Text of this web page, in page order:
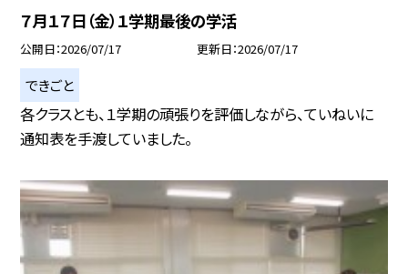
７月１７日（金）１学期最後の学活
公開日 2026/07/17 更新日 2026/07/17
できごと
各クラスとも、１学期の頑張りを評価しながら、ていねいに
通知表を手渡していました。